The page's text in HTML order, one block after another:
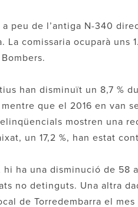
peu de l’antiga N-340
La comissaria ocuparà
han disminuït un 8,7 %
que el 2016 en van
mostren una
un 17,2 %, han estat
hi ha una disminució de 58
no detinguts. Una altra
de Torredembarra el